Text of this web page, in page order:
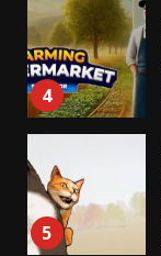
4
5